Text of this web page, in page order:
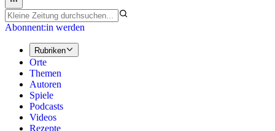
Abonnent:in werden
Rubriken
Orte
Themen
Autoren
Spiele
Podcasts
Videos
Rezepte